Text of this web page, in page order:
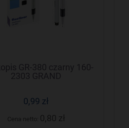
GR-380 czarny 160-
2303 GRAND
0,99 zł